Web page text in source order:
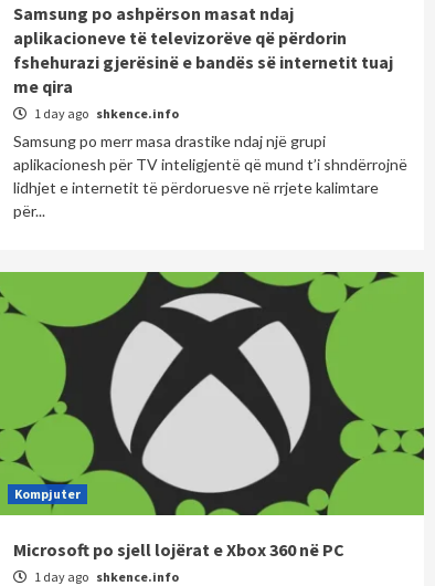
Samsung po ashpërson masat ndaj
aplikacioneve të televizorëve që përdorin
fshehurazi gjerësinë e bandës së internetit tuaj
me qira
1 day ago shkence.info
Samsung po merr masa drastike ndaj një grupi
aplikacionesh për TV inteligjentë që mund t’i shndërrojnë
lidhjet e internetit të përdoruesve në rrjete kalimtare
për...
Kompjuter
Microsoft po sjell lojërat e Xbox 360 në PC
1 day ago shkence.info